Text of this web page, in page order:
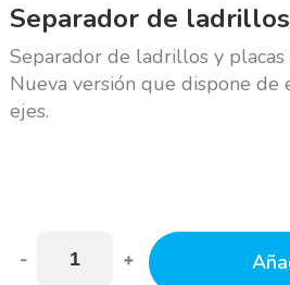
Separador de
Separador de ladrillos y
Nueva versión que dispone de
ejes.
- +